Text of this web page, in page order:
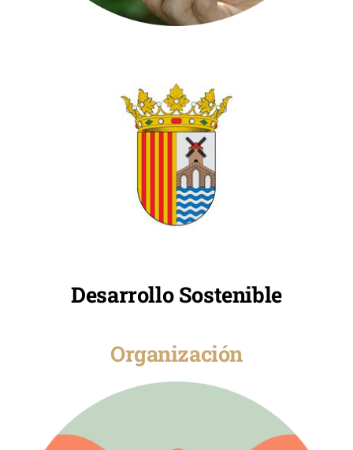
Desarrollo Sostenible
Organización